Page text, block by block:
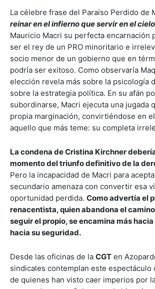
La célebre frase del Paraíso Perdido de
reinar en el infierno que servir en el cielo
Mauricio Macri su perfecta encarnación
ser el rey de un PRO minoritario e
socio menor de un gobierno que en
podría ser exitoso. Como observaría
elección revela más sobre la psicología
sobre la estrategia política. En su afán
subordinarse, Macri ejecuta una jugada
propia marginación, convirtiéndose en
aquello que más teme: su completa
La condena de Cristina Kirchner
momento del triunfo definitivo de la
Pero la incapacidad de Macri para
secundario amenaza con convertir esa
oportunidad perdida. Como advertía el
renacentista, quien abandona el
seguir el propio, se encamina más
hacia su seguridad.
Desde las oficinas de la CGT en
sindicales contemplan este espectáculo
de quienes han visto caer imperios por